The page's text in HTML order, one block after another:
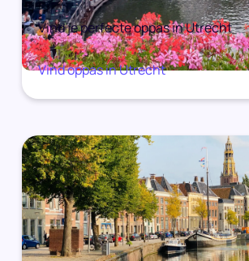
Vind je perfecte oppas in Utrecht
Vind oppas in Utrecht